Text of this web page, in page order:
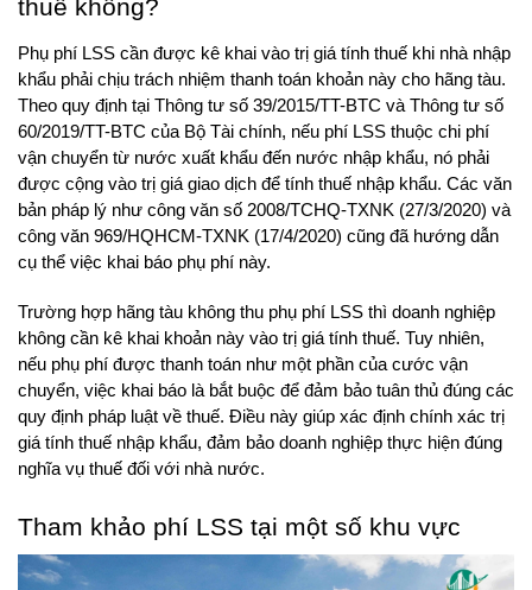
thuế không?
Phụ phí LSS cần được kê khai vào trị giá tính thuế khi nhà nhập
khẩu phải chịu trách nhiệm thanh toán khoản này cho hãng tàu.
Theo quy định tại Thông tư số 39/2015/TT-BTC và Thông tư số
60/2019/TT-BTC của Bộ Tài chính, nếu phí LSS thuộc chi phí
vận chuyển từ nước xuất khẩu đến nước nhập khẩu, nó phải
được cộng vào trị giá giao dịch để tính thuế nhập khẩu. Các văn
bản pháp lý như công văn số 2008/TCHQ-TXNK (27/3/2020) và
công văn 969/HQHCM-TXNK (17/4/2020) cũng đã hướng dẫn
cụ thể việc khai báo phụ phí này.
Trường hợp hãng tàu không thu phụ phí LSS thì doanh nghiệp
không cần kê khai khoản này vào trị giá tính thuế. Tuy nhiên,
nếu phụ phí được thanh toán như một phần của cước vận
chuyển, việc khai báo là bắt buộc để đảm bảo tuân thủ đúng các
quy định pháp luật về thuế. Điều này giúp xác định chính xác trị
giá tính thuế nhập khẩu, đảm bảo doanh nghiệp thực hiện đúng
nghĩa vụ thuế đối với nhà nước.
Tham khảo phí LSS tại một số khu vực